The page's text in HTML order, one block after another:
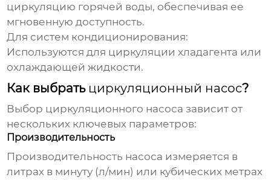
циркуляцию горячей воды, обеспечивая ее
мгновенную доступность.
Для систем кондиционирования:
Используются для циркуляции хладагента или
охлаждающей жидкости.
Как выбрать циркуляционный насос?
Выбор циркуляционного насоса зависит от
нескольких ключевых параметров:
Производительность
Производительность насоса измеряется в
литрах в минуту (л/мин) или кубических метрах